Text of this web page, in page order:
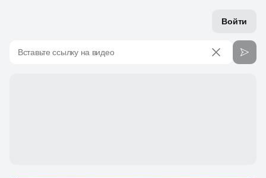
Войти
Вставьте ссылку на видео